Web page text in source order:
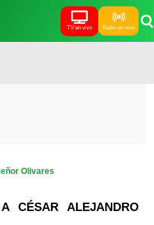
TV en vivo Radio en vivo
Olivares
CÉSAR ALEJANDRO